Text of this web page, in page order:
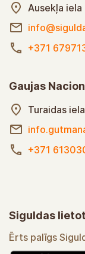
Ausekļa iela
+371
Gaujas
Turaidas
+371
Siguldas
Ērts palīgs